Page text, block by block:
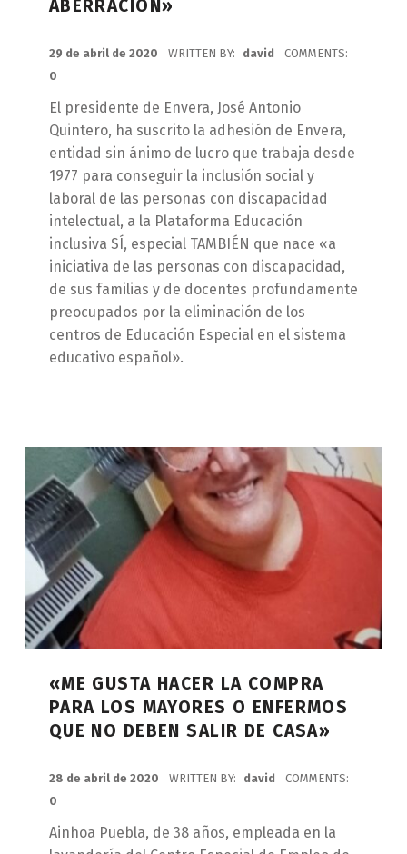
ABERRACIÓN»
29 de abril de 2020 WRITTEN BY: david
COMMENTS:
0
El presidente de Envera, José Antonio
Quintero, ha suscrito la adhesión de Envera,
entidad sin ánimo de lucro que trabaja desde
1977 para conseguir la inclusión social y
laboral de las personas con discapacidad
intelectual, a la Plataforma Educación
inclusiva SÍ, especial TAMBIÉN que nace «a
iniciativa de las personas con discapacidad,
de sus familias y de docentes profundamente
preocupados por la eliminación de los
centros de Educación Especial en el sistema
educativo español».
«ME GUSTA HACER LA COMPRA
PARA LOS MAYORES O ENFERMOS
QUE NO DEBEN SALIR DE CASA»
28 de abril de 2020 WRITTEN BY: david
COMMENTS:
0
Ainhoa Puebla, de 38 años, empleada en la